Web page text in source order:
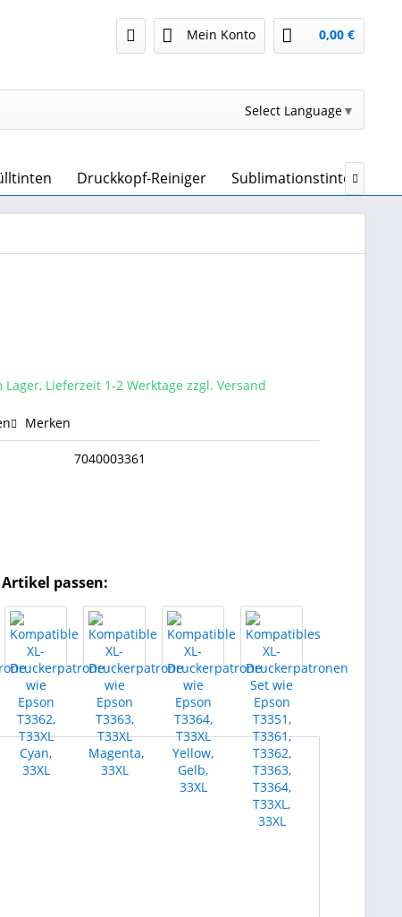
Mein Konto 0,00 €
Select Language▼
Druckkopf-Reiniger Sublimationstinte &

Lager, Lieferzeit 1-2 Werktage zzgl. Versand
Merken
7040003361
passen: